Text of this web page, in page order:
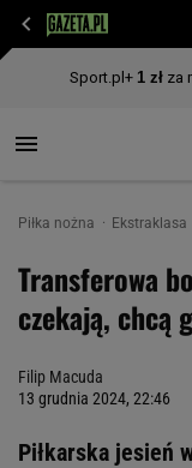
Piłka nożna Ekstraklasa
Transferowa
czekają, chcą
Filip Macuda
13 grudnia 2024, 22:46
Piłkarska jesień